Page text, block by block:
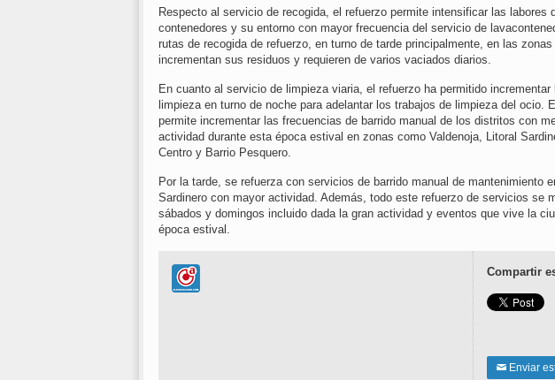
Respecto al servicio de recogida, el refuerzo permite intensificar las labores
contenedores y su entorno con mayor frecuencia del servicio de
rutas de recogida de refuerzo, en turno de tarde principalmente, en las
incrementan sus residuos y requieren de varios vaciados diarios.
En cuanto al servicio de limpieza viaria, el refuerzo ha permitido
limpieza en turno de noche para adelantar los trabajos de limpieza del ocio.
permite incrementar las frecuencias de barrido manual de los distritos con
actividad durante esta época estival en zonas como Valdenoja, Litoral
Centro y Barrio Pesquero.
Por la tarde, se refuerza con servicios de barrido manual de mantenimiento
Sardinero con mayor actividad. Además, todo este refuerzo de servicios se
sábados y domingos incluido dada la gran actividad y eventos que vive la
época estival.
Compartir
✉ Enviar